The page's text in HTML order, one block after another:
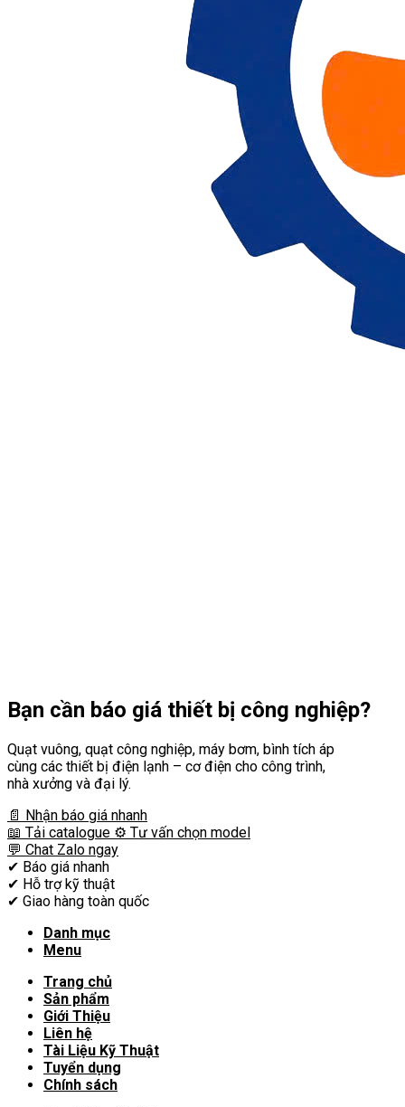
Bạn cần báo giá thiết bị công nghiệp?
Quạt vuông, quạt công nghiệp, máy bơm, bình tích áp
cùng các thiết bị điện lạnh – cơ điện cho công trình,
nhà xưởng và đại lý.
📄 Nhận báo giá nhanh
📖 Tải catalogue ⚙️ Tư vấn chọn model
💬 Chat Zalo ngay
✔ Báo giá nhanh
✔ Hỗ trợ kỹ thuật
✔ Giao hàng toàn quốc
Danh mục
Menu
Trang chủ
Sản phẩm
Giới Thiệu
Liên hệ
Tài Liệu Kỹ Thuật
Tuyển dụng
Chính sách